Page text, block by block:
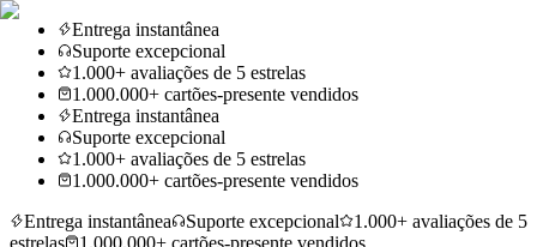
Entrega instantânea
Suporte excepcional
1.000+ avaliações de 5 estrelas
1.000.000+ cartões-presente vendidos
Entrega instantânea
Suporte excepcional
1.000+ avaliações de 5 estrelas
1.000.000+ cartões-presente vendidos
Entrega instantânea
Suporte excepcional
1.000+ avaliações de 5
estrelas
1.000.000+ cartões-presente vendidos